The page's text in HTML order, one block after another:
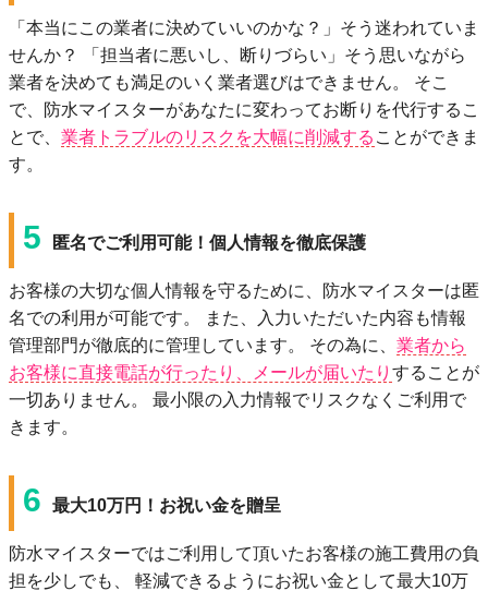
「本当にこの業者に決めていいのかな？」そう迷われていま
せんか？ 「担当者に悪いし、断りづらい」そう思いながら
業者を決めても満⾜のいく業者選びはできません。 そこ
で、防⽔マイスターがあなたに変わってお断りを代⾏するこ
とで、 業者トラブルのリスクを⼤幅に削減する ことができま
す。
5 匿名でご利⽤可能！個⼈情報を徹底保護
お客様の⼤切な個⼈情報を守るために、防⽔マイスターは匿
名での利⽤が可能です。 また、⼊⼒いただいた内容も情報
管理部⾨が徹底的に管理しています。 その為に、 業者から
お客様に直接電話が⾏ったり、メールが届いたり することが
⼀切ありません。 最⼩限の⼊⼒情報でリスクなくご利⽤で
きます。
6 最⼤10万円！お祝い⾦を贈呈
防⽔マイスターではご利⽤して頂いたお客様の施⼯費⽤の負
担を少しでも、 軽減できるようにお祝い⾦として最⼤10万